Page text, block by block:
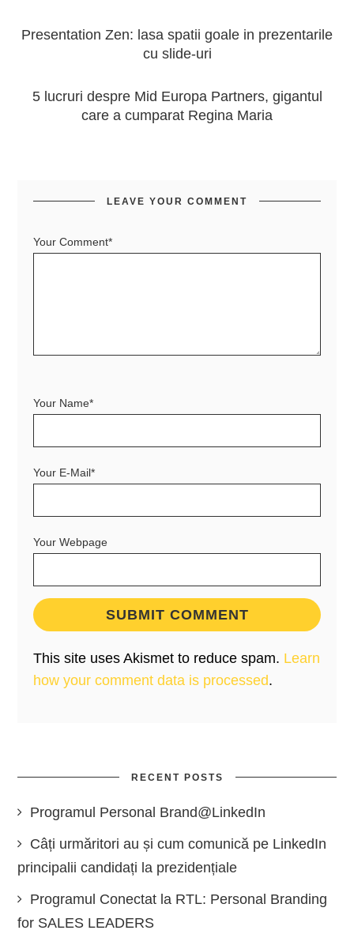
Presentation Zen: lasa spatii goale in prezentarile
cu slide-uri
5 lucruri despre Mid Europa Partners, gigantul
care a cumparat Regina Maria
LEAVE YOUR COMMENT
Your Comment*
Your Name*
Your E-Mail*
Your Webpage
This site uses Akismet to reduce spam. Learn
how your comment data is processed.
RECENT POSTS
Programul Personal Brand@LinkedIn
Câți urmăritori au și cum comunică pe LinkedIn
principalii candidați la prezidențiale
Programul Conectat la RTL: Personal Branding
for SALES LEADERS